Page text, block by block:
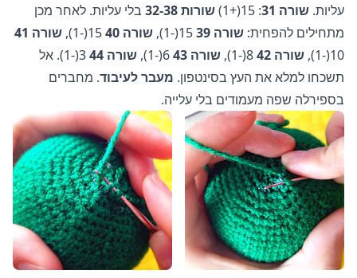
עליות. שורה 31 : 15(+1) שורות 32-38
בלי עליות. לאחר מכן
מתחילים להפחית: שורה 39 שורה 40
שורה 41
10(-1),
שורה 42 שורה 43 שורה 44
3(-1). אל
תשכחו למלא את העץ בסינטפון. מעבר לעיבוד. מחברים
בספירלה שפה מעמודים בלי עלייה.